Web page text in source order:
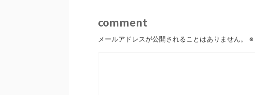
comment
メールアドレスが公開されることはありません。 ※